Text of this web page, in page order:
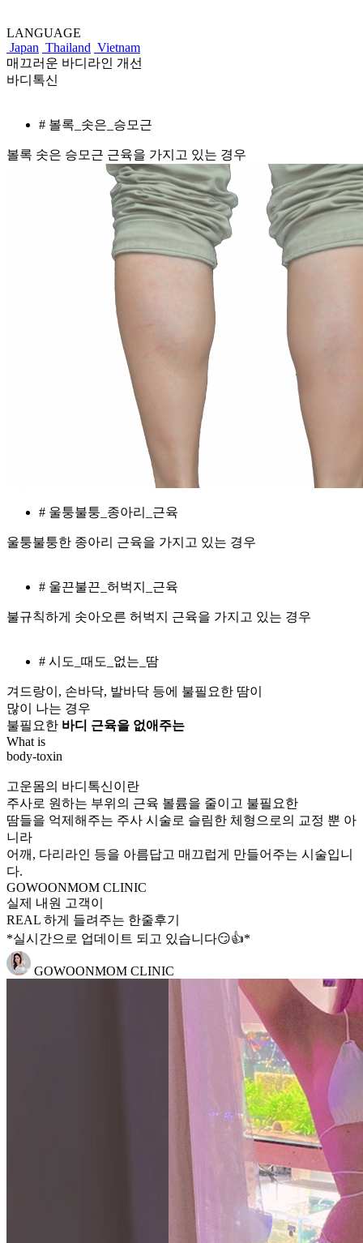
LANGUAGE
Japan Thailand Vietnam
매끄러운 바디라인 개선
바디톡신
# 볼록_솟은_승모근
볼록 솟은 승모근 근육을 가지고 있는 경우
# 울퉁불퉁_종아리_근육
울퉁불퉁한 종아리 근육을 가지고 있는 경우
# 울끈불끈_허벅지_근육
불규칙하게 솟아오른 허벅지 근육을 가지고 있는 경우
# 시도_때도_없는_땀
겨드랑이, 손바닥, 발바닥 등에 불필요한 땀이
많이 나는 경우
불필요한 바디 근육을 없애주는
What is
body-toxin
고운몸의 바디톡신이란
주사로 원하는 부위의 근육 볼륨을 줄이고 불필요한
땀들을 억제해주는 주사 시술로 슬림한 체형으로의 교정 뿐 아
니라
어깨, 다리라인 등을 아름답고 매끄럽게 만들어주는 시술입니
다.
GOWOONMOM CLINIC
실제 내원 고객이
REAL 하게 들려주는 한줄후기
*실시간으로 업데이트 되고 있습니다😏👍*
GOWOONMOM CLINIC